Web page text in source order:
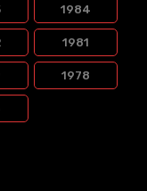
1984
1981
1978